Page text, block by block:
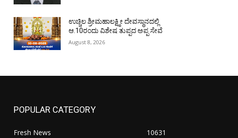
ಉಚ್ಚಿಲ ಶ್ರೀಮಹಾಲಕ್ಷ್ಮೀ ದೇವಸ್ಥಾನದಲ್ಲಿ
ಆ.10ರಂದು ವಿಶೇಷ ತುಪ್ಪದ ಅಪ್ಪ ಸೇವೆ
August 8, 2026
POPULAR CATEGORY
Fresh News
10631